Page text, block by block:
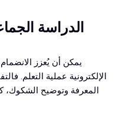
3. الدراسة
يمكن أن يُعزز
الإلكترونية عملية التعلم.
المعرفة وتوضيح الشكوك،